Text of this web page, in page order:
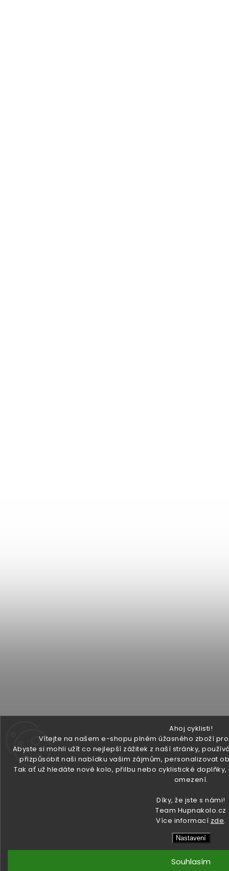
Ahoj cyklisti!
Vítejte na našem e-shopu plném úžasného zboží
Abyste si mohli užít co nejlepší zážitek z naší stránky,
přizpůsobit naši nabídku vašim zájmům, personalizovat
Tak ať už hledáte nové kolo, přilbu nebo cyklistické
omezení.
Díky, že jste s námi!
Team Hupnakolo.cz
Více informací zde.
Nastavení
Souhlasím